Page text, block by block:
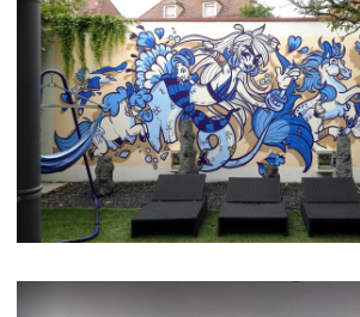
Sirène, Chien Et Poneys
Details